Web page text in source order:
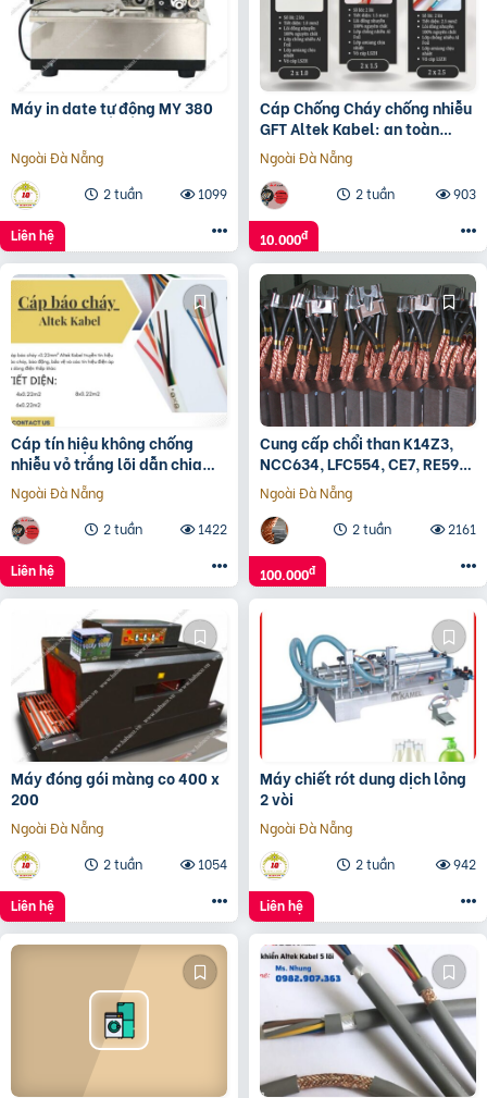
Máy in date tự động MY 380
Ngoài Đà Nẵng
2 tuần
1099
Liên hệ
Cáp Chống Cháy chống nhiễu
GFT Altek Kabel: an toàn
trong nhiệt độ cao
Ngoài Đà Nẵng
2 tuần
903
10.000đ
Cáp tín hiệu không chống
nhiễu vỏ trắng lõi dẫn chia
màu
Ngoài Đà Nẵng
2 tuần
1422
Liên hệ
Cung cấp chổi than K14Z3,
NCC634, LFC554, CE7, RE59…
Ngoài Đà Nẵng
2 tuần
2161
100.000đ
Máy đóng gói màng co 400 x
200
Ngoài Đà Nẵng
2 tuần
1054
Liên hệ
Máy chiết rót dung dịch lỏng
2 vòi
Ngoài Đà Nẵng
2 tuần
942
Liên hệ